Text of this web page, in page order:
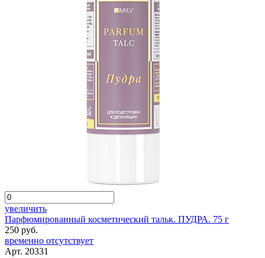
увеличить
Парфюмированный косметический тальк. ПУДРА. 75 г
250 руб.
временно отсутствует
Арт. 20331